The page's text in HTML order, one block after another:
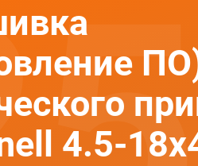
4.5-